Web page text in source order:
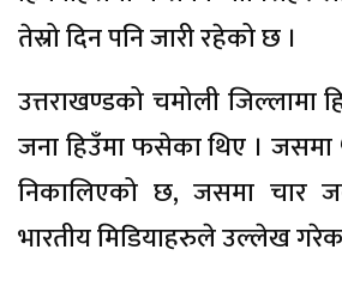
तेस्रो दिन पनि जारी रहेको छ ।
उत्तराखण्डको चमोली जिल्लामा
जना हिउँमा फसेका थिए । जसमा
निकालिएको छ, जसमा चार
भारतीय मिडियाहरुले उल्लेख